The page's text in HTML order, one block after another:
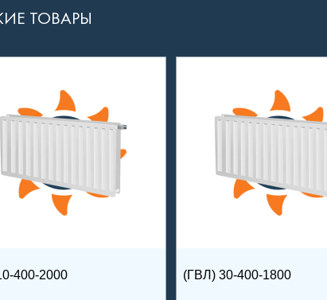
ТОВАРЫ
400-2000 (ГВЛ) 30-400-1800